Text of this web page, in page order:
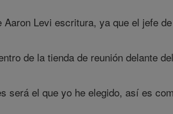
Levi escritura, ya que el jefe
de la tienda de reunión delante
será el que yo he elegido, así es